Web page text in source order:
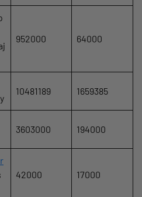
952000 64000
10481189 1659385
3603000 194000
42000 17000